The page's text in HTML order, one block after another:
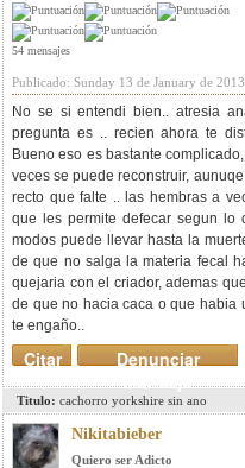
54 mensajes
Publicado: Sunday 13 de January de
No se si entendi bien.. atresia
pregunta es .. recien ahora te
Bueno eso es bastante
veces se puede reconstruir,
recto que falte .. las hembras a
que les permite defecar segun lo
modos puede llevar hasta la
de que no salga la materia fecal
quejaria con el criador, ademas
de que no hacia caca o que habia
te engaño..
Denunciar
mensaje
Citar
Titulo: cachorro yorkshire sin ano
Nikitabieber
Quiero ser Adicto